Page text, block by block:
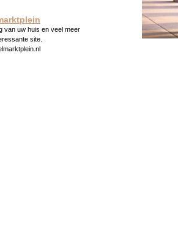
van uw huis en veel meer
site.